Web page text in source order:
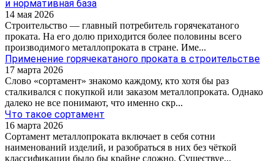
и нормативная база
14 мая 2026
Строительство — главный потребитель горячекатаного
проката. На его долю приходится более половины всего
производимого металлопроката в стране. Име...
Применение горячекатаного проката в строительстве
17 марта 2026
Слово «сортамент» знакомо каждому, кто хотя бы раз
сталкивался с покупкой или заказом металлопроката. Однако
далеко не все понимают, что именно скр...
Что такое сортамент
16 марта 2026
Сортамент металлопроката включает в себя сотни
наименований изделий, и разобраться в них без чёткой
классификации было бы крайне сложно. Существуе...